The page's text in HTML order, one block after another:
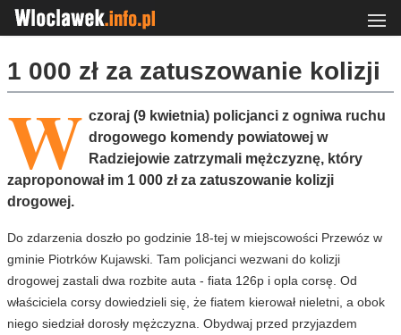
1 000 zł za zatuszowanie kolizji
W czoraj (9 kwietnia) policjanci z ogniwa ruchu
drogowego komendy powiatowej w
Radziejowie zatrzymali mężczyznę, który
zaproponował im 1 000 zł za zatuszowanie kolizji
drogowej.
Do zdarzenia doszło po godzinie 18-tej w miejscowości Przewóz w
gminie Piotrków Kujawski. Tam policjanci wezwani do kolizji
drogowej zastali dwa rozbite auta - fiata 126p i opla corsę. Od
właściciela corsy dowiedzieli się, że fiatem kierował nieletni, a obok
niego siedział dorosły mężczyzna. Obydwaj przed przyjazdem